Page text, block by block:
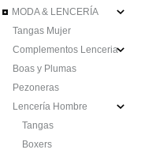
MODA & LENCERÍA
Tangas Mujer
Complementos Lenceria
Boas y Plumas
Pezoneras
Lencería Hombre
Tangas
Boxers